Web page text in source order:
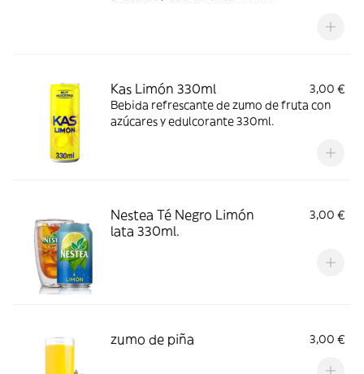
Kas Limón 330ml
3,00 €
Bebida refrescante de zumo de fruta con
azúcares y edulcorante 330ml.
Nestea Té Negro Limón
lata 330ml.
3,00 €
zumo de piña 3,00 €